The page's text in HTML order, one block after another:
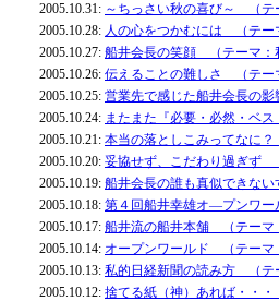
2005.10.31: ～ちっさい秋の喜び～ （テ
2005.10.28: 人の心をつかむには （テー
2005.10.27: 船井会長の笑顔 （テーマ：
2005.10.26: 伝えることの難しさ （テー
2005.10.25: 営業先で感じた船井会長の
2005.10.24: またまた『必要・必然・ベ
2005.10.21: 本当の落としこみってなに
2005.10.20: 妥協せず、こだわり過ぎず
2005.10.19: 船井会長の誰も真似できな
2005.10.18: 第４回船井幸雄オ―プンワー
2005.10.17: 船井流の船井本舗 （テーマ
2005.10.14: オープンワールド （テーマ
2005.10.13: 私的日経新聞の読み方 （テ
2005.10.12: 捨てる紙（神）あれば・・